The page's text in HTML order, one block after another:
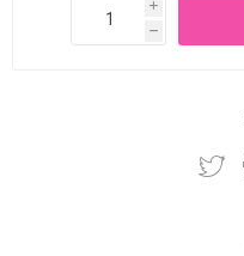
i
h